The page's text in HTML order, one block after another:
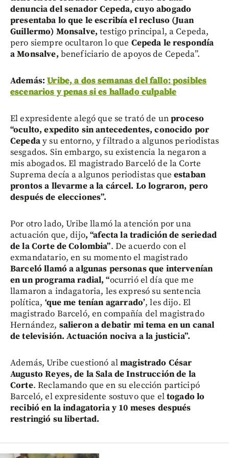
denuncia del senador Cepeda, cuyo abogado
presentaba lo que le escribía el recluso (Juan
Guillermo) Monsalve,testigo principal, a Cepeda,
pero siempre ocultaron lo que Cepeda le respondía
a Monsalve, beneficiario de apoyos de Cepeda”.
Además:Uribe, a dos semanas del fallo: posibles
escenarios y penas si es hallado culpable
El expresidente alegó que se trató de unproceso
“oculto, expedito sin antecedentes, conocido por
Cepeday su entorno, y filtrado a algunos periodistas
sesgados. Sin embargo, su existencia la negaron a
mis abogados. El magistrado Barceló de la Corte
Suprema decía a algunos periodistas que estaban
prontos a llevarme a la cárcel. Lo lograron, pero
después de elecciones”.
Por otro lado, Uribe llamó la atención por una
actuación que, dijo, “afecta la tradición de seriedad
de la Corte de Colombia”. De acuerdo con el
exmandatario, en su momento el magistrado
Barceló llamó a algunas personas que intervenían
en un programa radial, “ocurrió el día que me
llamaron a indagatoria, les expresó su sentencia
política, ‘que me tenían agarrado’, les dijo. El
magistrado Barceló, en compañía del magistrado
Hernández, salieron a debatir mi tema en un canal
de televisión. Actuación nociva a la justicia”.
Además, Uribe cuestionó almagistrado César
Augusto Reyes, de la Sala de Instrucción de la
Corte. Reclamando que en su elección participó
Barceló, el expresidente sostuvo que eltogado lo
recibió en la indagatoria y 10 meses después
restringió su libertad.